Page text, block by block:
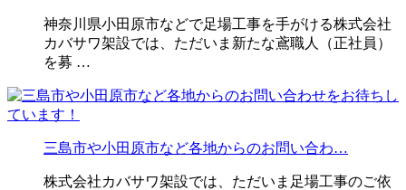
神奈川県小田原市などで足場工事を手がける株式会社
カバサワ架設では、ただいま新たな鳶職人（正社員）
を募 …
三島市や小田原市など各地からのお問い合わ…
株式会社カバサワ架設では、ただいま足場工事のご依